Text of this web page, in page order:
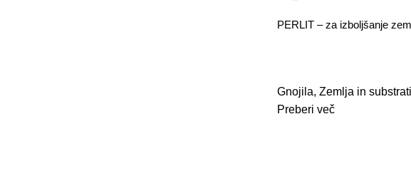
PERLIT – za izboljšanje
Gnojila, Zemlja in substrati
Preberi več